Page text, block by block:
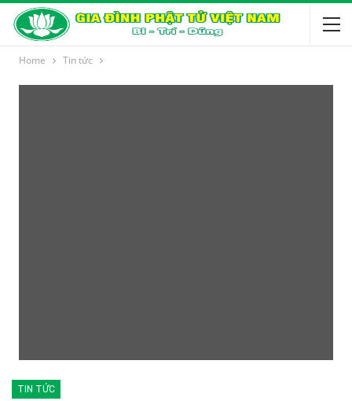
Home Tin tức
TIN TỨC